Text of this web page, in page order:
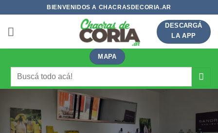
contenido
BIENVENIDOS A CHACRASDECORIA.AR
DESCARGÁ
LA APP
MAPA
Buscar